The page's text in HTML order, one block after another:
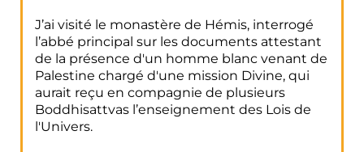
J’ai visité le monastère de Hémis, interrogé
l’abbé principal sur les documents attestant
de la présence d'un homme blanc venant de
Palestine chargé d'une mission Divine, qui
aurait reçu en compagnie de plusieurs
Boddhisattvas l’enseignement des Lois de
l'Univers.